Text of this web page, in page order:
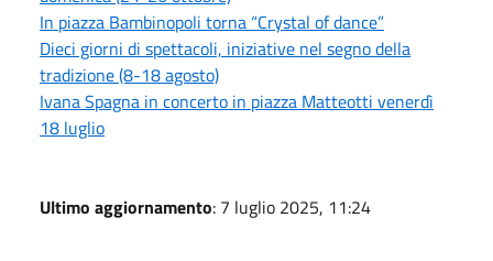
In piazza Bambinopoli torna “Crystal of dance”
Dieci giorni di spettacoli, iniziative nel segno della
tradizione (8-18 agosto)
Ivana Spagna in concerto in piazza Matteotti venerdì
18 luglio
Ultimo aggiornamento: 7 luglio 2025, 11:24